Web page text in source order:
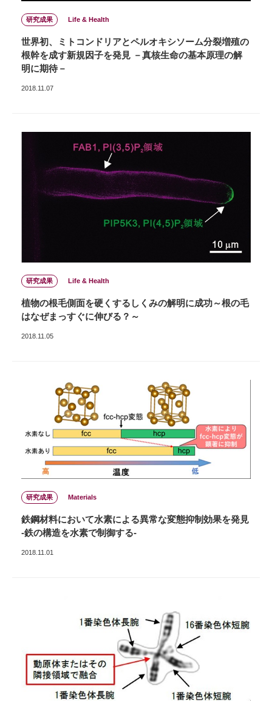
研究成果 Life & Health
世界初、ミトコンドリアとペルオキシソーム分裂増殖の
根幹を成す新規因子を発見 －真核生命の基本原理の解
明に期待－
2018.11.07
研究成果 Life & Health
植物の根毛側面を硬くするしくみの解明に成功～根の毛
はなぜまっすぐに伸びる？～
2018.11.05
研究成果 Materials
鉄鋼材料において水素による異常な変態抑制効果を発見
-鉄の構造を水素で制御する-
2018.11.01